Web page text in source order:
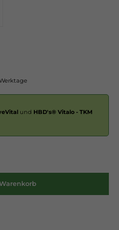
und HBD's® Vitalo - TKM